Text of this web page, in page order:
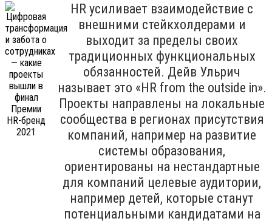
HR усиливает взаимодействие с
внешними стейкхолдерами и
выходит за пределы своих
традиционных функциональных
обязанностей. Дейв Ульрич
называет это «HR from the outside in».
Проекты направлены на локальные
сообщества в регионах присутствия
компаний, например на развитие
системы образования,
ориентированы на нестандартные
для компаний целевые аудитории,
например детей, которые станут
потенциальными кандидатами на